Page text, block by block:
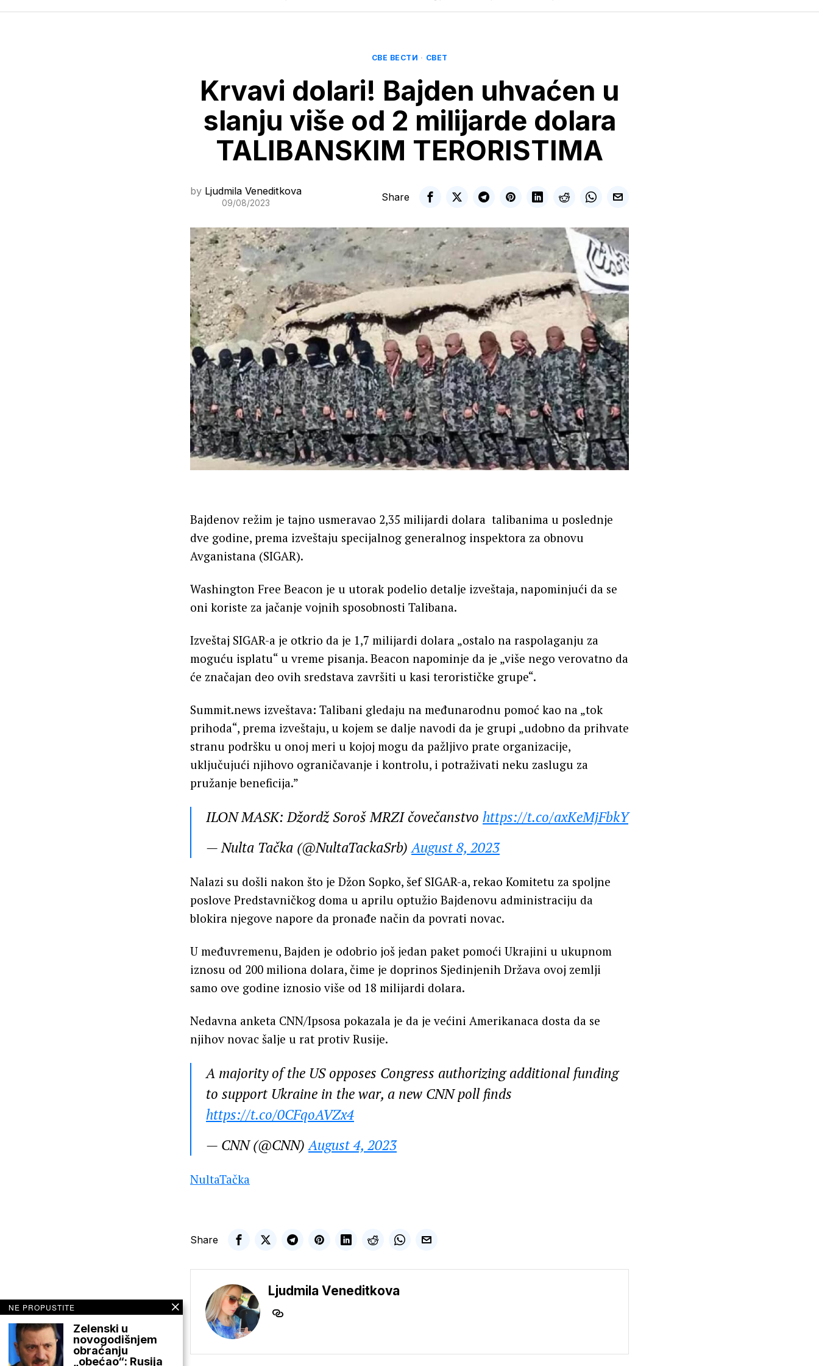
СВЕ ВЕСТИ · СВЕТ
Krvavi dolari! Bajden uhvaćen u
slanju više od 2 milijarde dolara
TALIBANSKIM TERORISTIMA
by Ljudmila Veneditkova
09/08/2023
Share
Bajdenov režim je tajno usmeravao 2,35 milijardi dolara talibanima u poslednje
dve godine, prema izveštaju specijalnog generalnog inspektora za obnovu
Avganistana (SIGAR).
Washington Free Beacon je u utorak podelio detalje izveštaja, napominjući da se
oni koriste za jačanje vojnih sposobnosti Talibana.
Izveštaj SIGAR-a je otkrio da je 1,7 milijardi dolara „ostalo na raspolaganju za
moguću isplatu“ u vreme pisanja. Beacon napominje da je „više nego verovatno da
će značajan deo ovih sredstava završiti u kasi terorističke grupe“.
Summit.news izveštava: Talibani gledaju na međunarodnu pomoć kao na „tok
prihoda“, prema izveštaju, u kojem se dalje navodi da je grupi „udobno da prihvate
stranu podršku u onoj meri u kojoj mogu da pažljivo prate organizacije,
uključujući njihovo ograničavanje i kontrolu, i potraživati neku zaslugu za
pružanje beneficija.”
ILON MASK: Džordž Soroš MRZI čovečanstvo https://t.co/axKeMjFbkY
— Nulta Tačka (@NultaTackaSrb)August 8, 2023
Nalazi su došli nakon što je Džon Sopko, šef SIGAR-a, rekao Komitetu za spoljne
poslove Predstavničkog doma u aprilu optužio Bajdenovu administraciju da
blokira njegove napore da pronađe način da povrati novac.
U međuvremenu, Bajden je odobrio još jedan paket pomoći Ukrajini u ukupnom
iznosu od 200 miliona dolara, čime je doprinos Sjedinjenih Država ovoj zemlji
samo ove godine iznosio više od 18 milijardi dolara.
Nedavna anketa CNN/Ipsosa pokazala je da je većini Amerikanaca dosta da se
njihov novac šalje u rat protiv Rusije.
A majority of the US opposes Congress authorizing additional funding
to support Ukraine in the war, a new CNN poll finds
https://t.co/0CFqoAVZx4
— CNN (@CNN)August 4, 2023
NultaTačka
Share
Ljudmila Veneditkova
NE PROPUSTITE
Zelenski u
novogodišnjem
obraćanju
„obećao“: Rusija